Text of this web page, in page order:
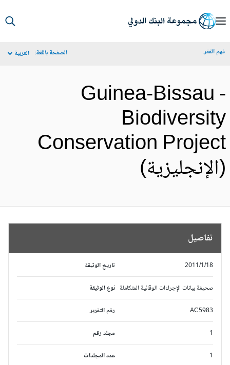
الفقر الصفحة باللغة: العربية
Guinea-Bissau
Conservation
تفاصيل
تاريخ الوثيقة 2011/1/18
نوع الوثيقة صحيفة بيانات الإجراءات الوقائية المتكاملة
رقم التقرير AC5983
مجلد رقم
عدد المجلدات